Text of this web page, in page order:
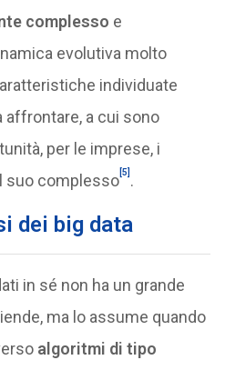
complesso e
evolutiva molto
individuate
a cui sono
per le imprese, i
suo complesso[5] .
dei big data
in sé non ha un grande
ma lo assume quando
algoritmi di tipo